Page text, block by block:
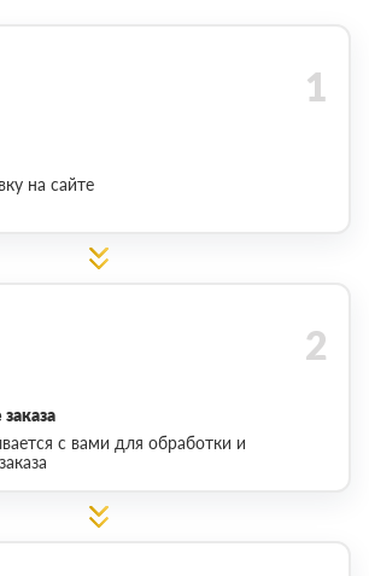
на сайте
с вами для обработки и